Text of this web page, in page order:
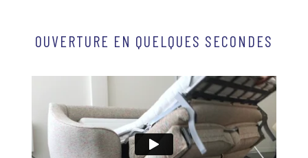
OUVERTURE EN QUELQUES SECONDES